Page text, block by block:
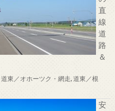
直
線
道
路
＆
道東／オホーツク・網走,道東／根
安